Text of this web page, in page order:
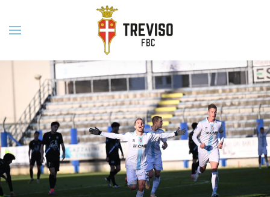
Skip to main content